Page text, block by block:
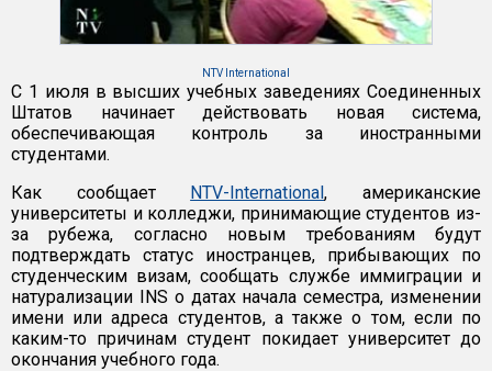
NTV International
С 1 июля в высших учебных заведениях Соединенных
Штатов начинает действовать новая система,
обеспечивающая контроль за иностранными
студентами.
Как сообщает NTV-International, американские
университеты и колледжи, принимающие студентов из-
за рубежа, согласно новым требованиям будут
подтверждать статус иностранцев, прибывающих по
студенческим визам, сообщать службе иммиграции и
натурализации INS о датах начала семестра, изменении
имени или адреса студентов, а также о том, если по
каким-то причинам студент покидает университет до
окончания учебного года.